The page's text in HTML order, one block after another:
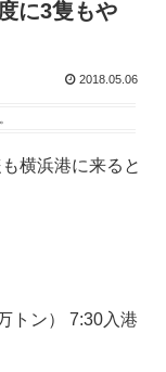
に3隻もや
2018.05.06
横浜港に来ると
トン） 7:30入港